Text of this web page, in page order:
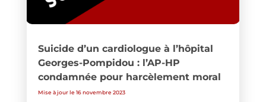
Suicide d’un cardiologue à l’hôpital
Georges-Pompidou : l’AP-HP
condamnée pour harcèlement moral
Mise à jour le 16 novembre 2023